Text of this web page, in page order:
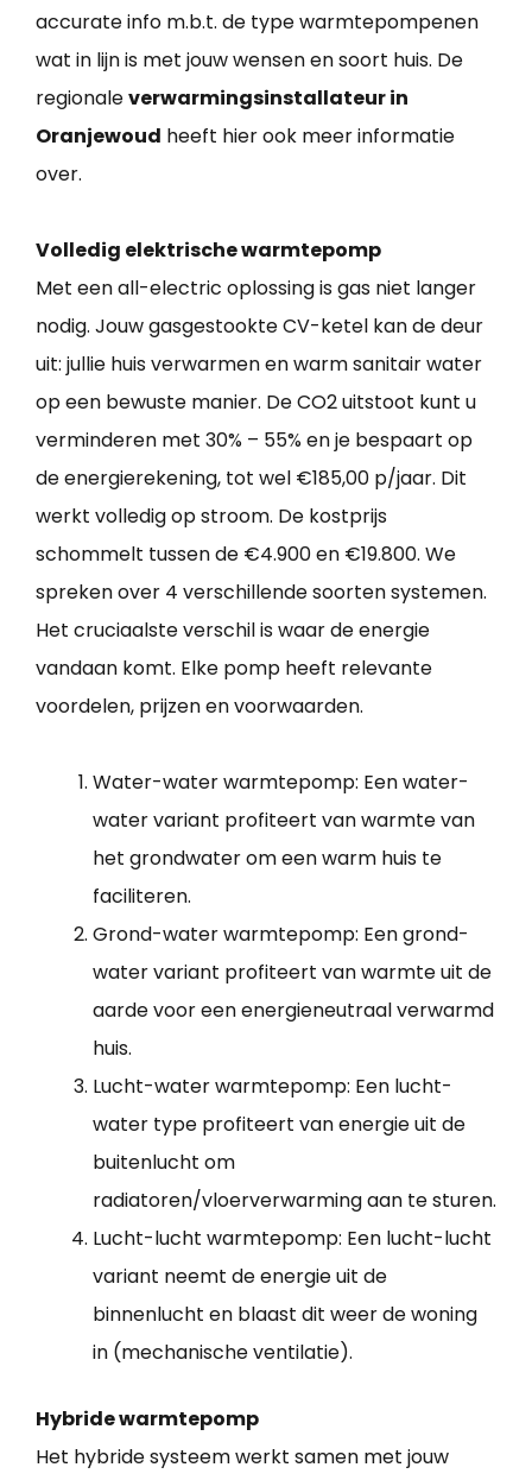
accurate info m.b.t. de type warmtepompenen
wat in lijn is met jouw wensen en soort huis. De
regionaleverwarmingsinstallateur in
Oranjewoud heeft hier ook meer informatie
over.
Volledig elektrische warmtepomp
Met een all-electric oplossing is gas niet langer
nodig. Jouw gasgestookte CV-ketel kan de deur
uit: jullie huis verwarmen en warm sanitair water
op een bewuste manier. De CO2 uitstoot kunt u
verminderen met 30% – 55% en je bespaart op
de energierekening, tot wel €185,00 p/jaar. Dit
werkt volledig op stroom. De kostprijs
schommelt tussen de €4.900 en €19.800. We
spreken over 4 verschillende soorten systemen.
Het cruciaalste verschil is waar de energie
vandaan komt. Elke pomp heeft relevante
voordelen, prijzen en voorwaarden.
Water-water warmtepomp: Een water-
water variant profiteert van warmte van
het grondwater om een warm huis te
faciliteren.
Grond-water warmtepomp: Een grond-
water variant profiteert van warmte uit de
aarde voor een energieneutraal verwarmd
huis.
Lucht-water warmtepomp: Een lucht-
water type profiteert van energie uit de
buitenlucht om
radiatoren/vloerverwarming aan te sturen.
Lucht-lucht warmtepomp: Een lucht-lucht
variant neemt de energie uit de
binnenlucht en blaast dit weer de woning
in (mechanische ventilatie).
Hybride warmtepomp
Het hybride systeem werkt samen met jouw